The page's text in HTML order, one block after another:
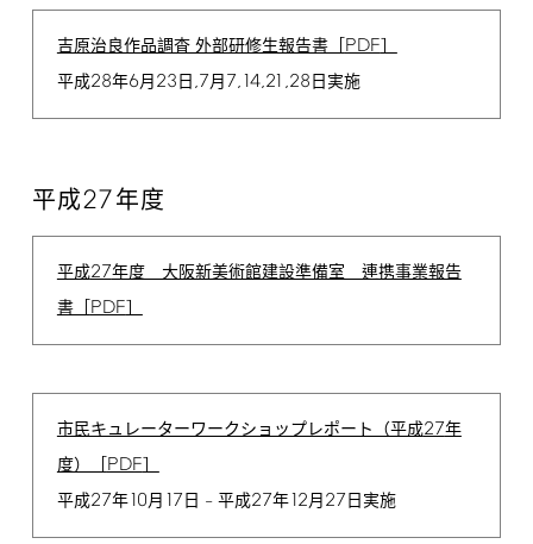
吉原治良作品調査 外部研修生報告書［ PDF
平成28年6月 23 日 ,7月 7,14,21,28 日実施
平成27年度
平成27年度 大阪新美術館建設準備室 連携事業報告
書［ PDF
市民キュレーターワークショップレポート（平成27年
度）［ PDF
平成27年10月 17 日 – 平成27年12月 27 日実施